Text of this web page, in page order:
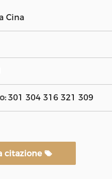
Cina
301 304 316 321 309
citazione